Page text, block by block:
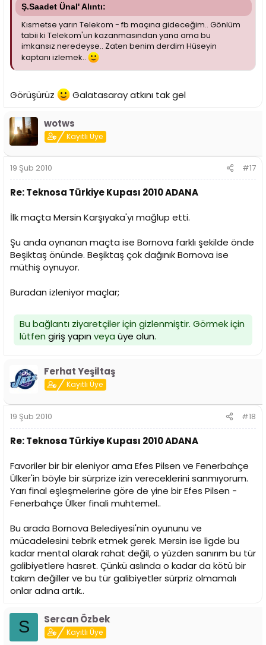
Ş.Saadet Ünal' Alıntı:
Kısmetse yarın Telekom - fb maçına gideceğim.. Gönlüm
tabii ki Telekom'un kazanmasından yana ama bu
imkansız neredeyse.. Zaten benim derdim Hüseyin
kaptanı izlemek..
Görüşürüz Galatasaray atkını tak gel
wotws
Kayıtlı Üye
19 Şub 2010 #17
Re: Teknosa Türkiye Kupası 2010 ADANA
İlk maçta Mersin Karşıyaka'yı mağlup etti.
Şu anda oynanan maçta ise Bornova farklı şekilde önde
Beşiktaş önünde. Beşiktaş çok dağınık Bornova ise
müthiş oynuyor.
Buradan izleniyor maçlar;
Bu bağlantı ziyaretçiler için gizlenmiştir. Görmek için
lütfen giriş yapınveya üye olun.
Ferhat Yeşiltaş
Kayıtlı Üye
19 Şub 2010 #18
Re: Teknosa Türkiye Kupası 2010 ADANA
Favoriler bir bir eleniyor ama Efes Pilsen ve Fenerbahçe
Ülker'in böyle bir sürprize izin vereceklerini sanmıyorum.
Yarı final eşleşmelerine göre de yine bir Efes Pilsen -
Fenerbahçe Ülker finali muhtemel..
Bu arada Bornova Belediyesi'nin oyununu ve
mücadelesini tebrik etmek gerek. Mersin ise ligde bu
kadar mental olarak rahat değil, o yüzden sanırım bu tür
galibiyetlere hasret. Çünkü aslında o kadar da kötü bir
takım değiller ve bu tür galibiyetler sürpriz olmamalı
onlar adına artık..
S Sercan Özbek
Kayıtlı Üye